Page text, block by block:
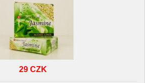
29 CZK